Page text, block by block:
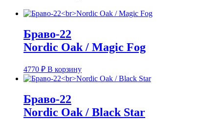
Браво-22
Nordic Oak / Magic Fog
4770 ₽ В корзину
Браво-22
Nordic Oak / Black Star